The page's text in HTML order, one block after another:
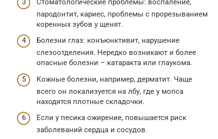
Стоматологические проблемы: воспаление,
пародонтит, кариес, проблемы с прорезыванием
коренных зубов у щенят.
Болезни глаз: конъюнктивит, нарушение
слезоотделения. Нередко возникают и более
опасные болезни – катаракта или глаукома.
Кожные болезни, например, дерматит. Чаще
всего он локализуется на лбу, где у мопса
находятся плотные складочки.
Если у песика ожирение, повышается риск
заболеваний сердца и сосудов.